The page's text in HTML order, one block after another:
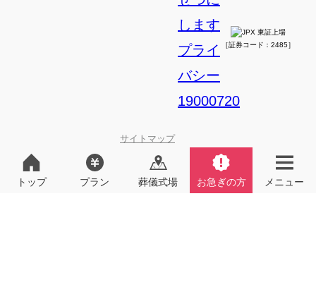
［証券コード：2485］
サイトマップ
特定商取引法に基づく表示
プライバシーポリシー
© 2024 TEAR Co.,Ltd.
5,000円（税込）割引券
トップ プラン 葬儀式場 お急ぎの方 メニュー